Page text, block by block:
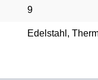
9
Edelstahl ,